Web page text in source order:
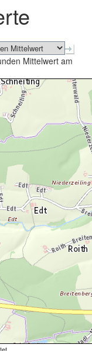
schließen
Mittelwert am